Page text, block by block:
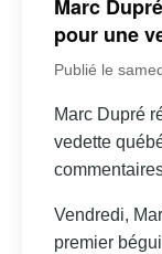
Marc
pour une
Publié le
Marc Dupré
vedette
Vendredi,
premier